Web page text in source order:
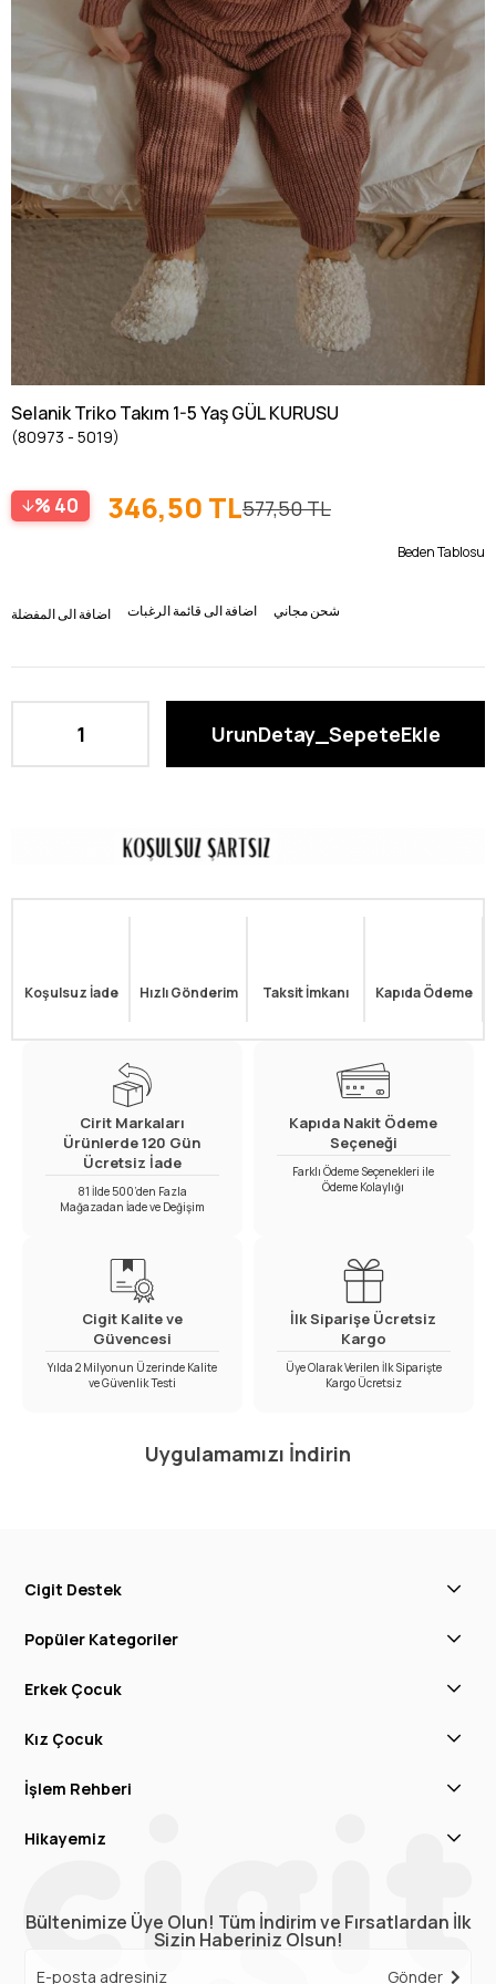
Selanik Triko Takım 1-5 Yaş GÜL KURUSU
(80973 - 5019)
40 577,50 TL
346,50 TL
Beden Tablosu
اضافة الى المفضلة اضافة الى قائمة الرغبات شحن مجاني
Koşulsuz İade Hızlı Gönderim Taksit İmkanı Kapıda Ödeme
Cirit Markaları
Ürünlerde 120 Gün
Ücretsiz İade
81 İlde 500’den Fazla
Mağazadan İade ve Değişim
Kapıda Nakit Ödeme
Seçeneği
Farklı Ödeme Seçenekleri ile
Ödeme Kolaylığı
Cigit Kalite ve
Güvencesi
Yılda 2 Milyonun Üzerinde Kalite
ve Güvenlik Testi
İlk Siparişe Ücretsiz
Kargo
Üye Olarak Verilen İlk Siparişte
Kargo Ücretsiz
Uygulamamızı İndirin
Cigit Destek
Popüler Kategoriler
Erkek Çocuk
Kız Çocuk
İşlem Rehberi
Hikayemiz
Bültenimize Üye Olun! Tüm İndirim ve Fırsatlardan İlk
Sizin Haberiniz Olsun!
Gönder